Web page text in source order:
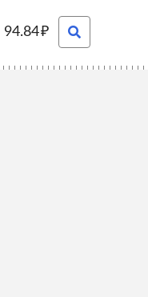
94.84